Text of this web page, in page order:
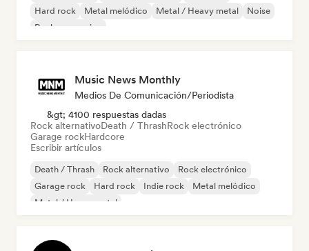
Hard rock
Metal melódico Metal / Heavy metal
Noise
Rock progresivo
Music News Monthly
Medios De Comunicación/Periodista
&gt; 4100 respuestas dadas
Rock alternativoDeath / ThrashRock electrónico
Garage rockHardcore
Escribir artículos
Death / Thrash Rock alternativo
Rock electrónico
Garage rock
Hard rock Indie rock
Metal melódico
Metal / Heavy metal